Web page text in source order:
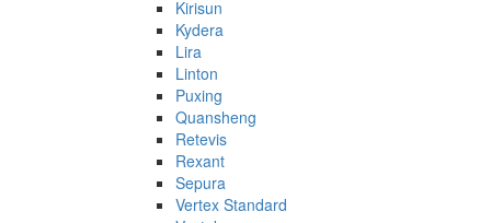
Kirisun
Kydera
Lira
Linton
Puxing
Quansheng
Retevis
Rexant
Sepura
Vertex Standard